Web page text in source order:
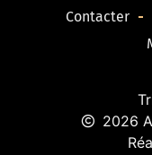
Contacter
2026